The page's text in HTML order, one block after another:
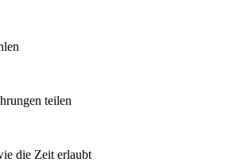
teilen
die Zeit erlaubt